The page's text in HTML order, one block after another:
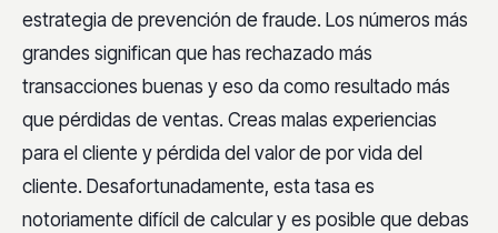
estrategia de prevención de fraude. Los números más
grandes significan que has rechazado más
transacciones buenas y eso da como resultado más
que pérdidas de ventas. Creas malas experiencias
para el cliente y pérdida del valor de por vida del
cliente. Desafortunadamente, esta tasa es
notoriamente difícil de calcular y es posible que debas